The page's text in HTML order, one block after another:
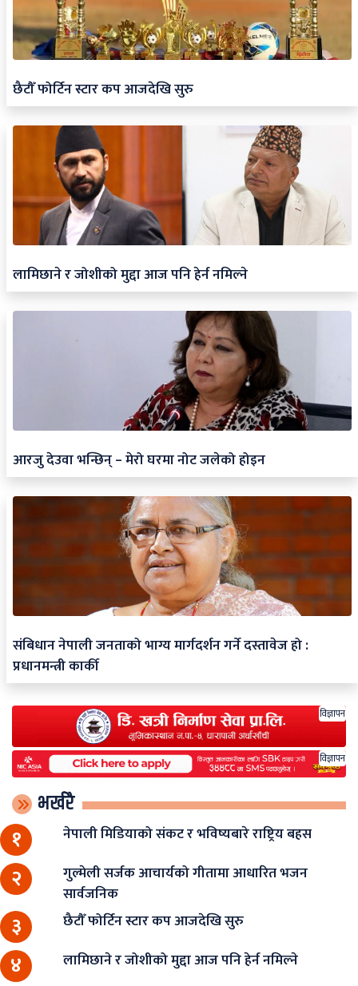
छैटौँ फोर्टिन स्टार कप आजदेखि सुरु
लामिछाने र जोशीको मुद्दा आज पनि हेर्न नमिल्ने
आरजु देउवा भन्छिन् – मेरो घरमा नोट जलेको होइन
संबिधान नेपाली जनताको भाग्य मार्गदर्शन गर्ने दस्तावेज हो :
प्रधानमन्त्री कार्की
विज्ञापन
विज्ञापन
भर्खरै
१ नेपाली मिडियाको संकट र भविष्यबारे राष्ट्रिय बहस
२
गुल्मेली सर्जक आचार्यको गीतामा आधारित भजन
सार्वजनिक
३ छैटौँ फोर्टिन स्टार कप आजदेखि सुरु
४ लामिछाने र जोशीको मुद्दा आज पनि हेर्न नमिल्ने